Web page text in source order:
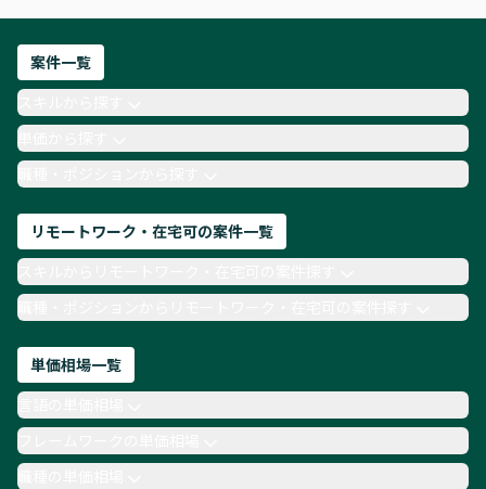
フロントエンドエンジニア
ネットワークエンジニア
AIエンジニア
Webデザイナー
月収100万円 業務委託
COBOL
Ruby
TypeScript
Laravel AWS
案件一覧
単価から探す
職種・ポジションから探す
リモートワーク・在宅可の案件一覧
職種・ポジションからリモートワーク・在宅可の案件探す
単価相場一覧
職種の単価相場